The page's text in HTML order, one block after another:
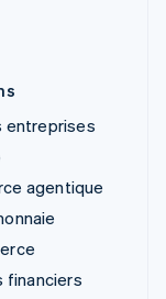
entreprises
agentique
financiers